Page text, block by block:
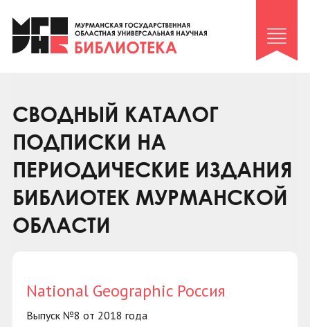
Клуб «Гиря и сельдерей»
Клуб «Семейный архив»
Коллегам
Контакты
СВОДНЫЙ КАТАЛОГ
ПОДПИСКИ НА
ПЕРИОДИЧЕСКИЕ ИЗДАНИЯ
БИБЛИОТЕК МУРМАНСКОЙ
ОБЛАСТИ
National Geographic Россия
Выпуск №8 от 2018 года